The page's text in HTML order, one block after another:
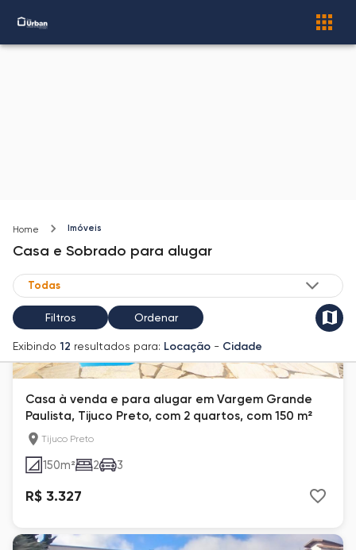
Home Imóveis
Casa e Sobrado para alugar
Filtros Ordenar
Exibindo 12 resultados para: Locação - Cidade
Casa à venda e para alugar em Vargem Grande
Paulista, Tijuco Preto, com 2 quartos, com 150 m²
Tijuco Preto
150m² 2 3
R$ 3.327